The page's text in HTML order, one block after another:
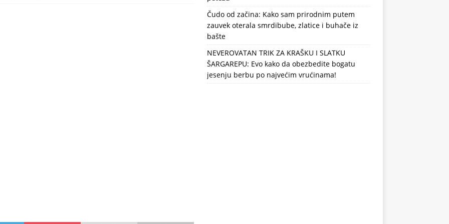
Čudo od začina: Kako sam prirodnim putem
zauvek oterala smrdibube, zlatice i buhače iz
bašte
NEVEROVATAN TRIK ZA KRAŠKU I SLATKU
ŠARGAREPU: Evo kako da obezbedite bogatu
jesenju berbu po najvećim vrućinama!